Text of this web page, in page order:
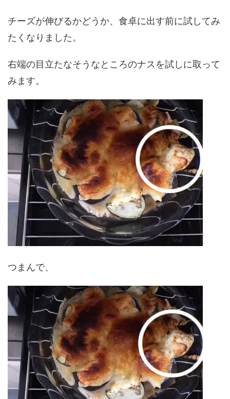
チーズが伸びるかどうか、食卓に出す前に試してみ
たくなりました。
右端の目立たなそうなところのナスを試しに取って
みます。
つまんで、